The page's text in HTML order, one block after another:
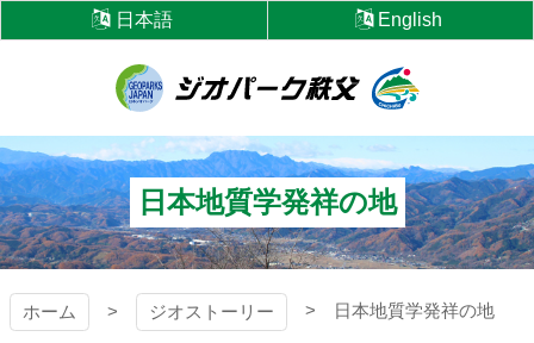
ン
本
文
へ
ス
キ
ッ
プ
日本語 English
ジオパーク秩父
日本地質学発祥の地
ホーム ジオストーリー 日本地質学発祥の地